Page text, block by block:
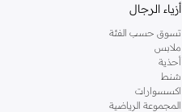
أزياء الرجال
تسوق حسب الفئة
ملابس
أحذية
شنط
اكسسوارات
المجموعة الرياضية